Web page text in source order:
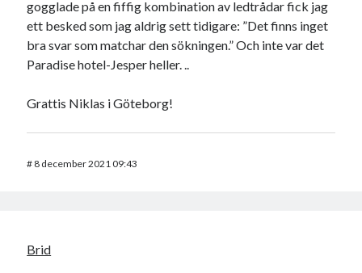
gogglade på en fiffig kombination av ledtrådar fick jag
ett besked som jag aldrig sett tidigare: ”Det finns inget
bra svar som matchar den sökningen.” Och inte var det
Paradise hotel-Jesper heller. ..
Grattis Niklas i Göteborg!
# 8 december 2021 09:43
Brid